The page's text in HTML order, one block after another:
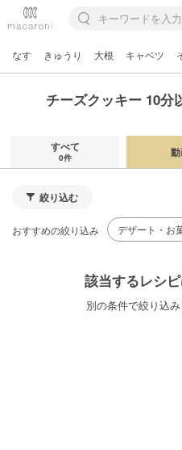
なす きゅうり 大根 キャベツ
チーズクッキー 10分
すべて
0件
絞り込む
おすすめの絞り込み デザート・お
該当するレシピ
別の条件で絞り込み